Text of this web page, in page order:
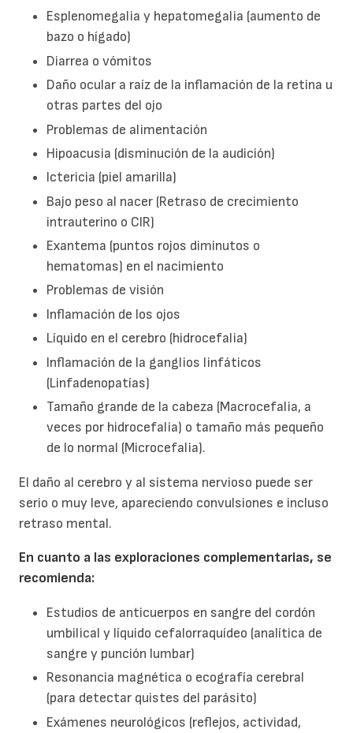
Esplenomegalia y hepatomegalia (aumento de
bazo o hígado)
Diarrea o vómitos
Daño ocular a raíz de la inflamación de la retina u
otras partes del ojo
Problemas de alimentación
Hipoacusia (disminución de la audición)
Ictericia (piel amarilla)
Bajo peso al nacer (Retraso de crecimiento
intrauterino o CIR)
Exantema (puntos rojos diminutos o
hematomas) en el nacimiento
Problemas de visión
Inflamación de los ojos
Líquido en el cerebro (hidrocefalia)
Inflamación de la ganglios linfáticos
(Linfadenopatías)
Tamaño grande de la cabeza (Macrocefalia, a
veces por hidrocefalia) o tamaño más pequeño
de lo normal (Microcefalia).
El daño al cerebro y al sistema nervioso puede ser
serio o muy leve, apareciendo convulsiones e incluso
retraso mental.
En cuanto a las exploraciones complementarias, se
recomienda:
Estudios de anticuerpos en sangre del cordón
umbilical y líquido cefalorraquídeo (analítica de
sangre y punción lumbar)
Resonancia magnética o ecografía cerebral
(para detectar quistes del parásito)
Exámenes neurológicos (reflejos, actividad,